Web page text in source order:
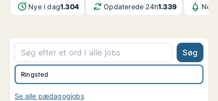
Nye i dag1.304 Opdaterede 24h1.339
Søg
Ringsted
Se alle pædagogjobs